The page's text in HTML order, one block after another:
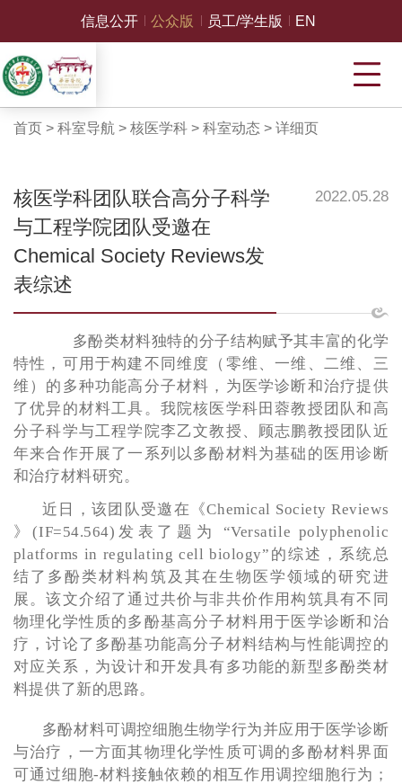
信息公开 公众版 员工/学生版 EN
首页 > 科室导航> 核医学科> 科室动态 > 详细页
核医学科团队联合高分子科学
与工程学院团队受邀在
Chemical Society Reviews发
表综述
2022.05.28
多酚类材料独特的分子结构赋予其丰富的化学
特性，可用于构建不同维度（零维、一维、二维、三
维）的多种功能高分子材料，为医学诊断和治疗提供
了优异的材料工具。我院核医学科田蓉教授团队和高
分子科学与工程学院李乙文教授、顾志鹏教授团队近
年来合作开展了一系列以多酚材料为基础的医用诊断
和治疗材料研究。
近日，该团队受邀在《Chemical Society Reviews
》(IF=54.564)发表了题为 “Versatile polyphenolic
platforms in regulating cell biology”的综述，系统总
结了多酚类材料构筑及其在生物医学领域的研究进
展。该文介绍了通过共价与非共价作用构筑具有不同
物理化学性质的多酚基高分子材料用于医学诊断和治
疗，讨论了多酚基功能高分子材料结构与性能调控的
对应关系，为设计和开发具有多功能的新型多酚类材
料提供了新的思路。
多酚材料可调控细胞生物学行为并应用于医学诊断
与治疗，一方面其物理化学性质可调的多酚材料界面
可通过细胞-材料接触依赖的相互作用调控细胞行为；